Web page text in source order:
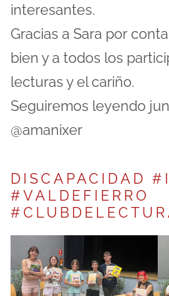
interesantes.
Gracias a Sara por
bien y a todos los
lecturas y el cariño.
Seguiremos leyendo
@amanixer
DISCAPACIDAD
#VALDEFIERRO